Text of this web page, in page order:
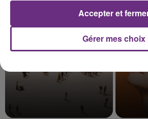
Gérer mes choix
Accepter et